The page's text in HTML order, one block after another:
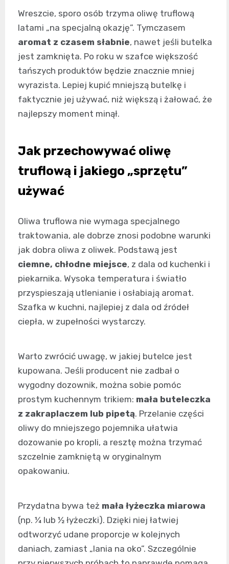
Wreszcie, sporo osób trzyma oliwę truflową
latami „na specjalną okazję”. Tymczasem
aromat z czasem słabnie, nawet jeśli butelka
jest zamknięta. Po roku w szafce większość
tańszych produktów będzie znacznie mniej
wyrazista. Lepiej kupić mniejszą butelkę i
faktycznie jej używać, niż większą i żałować, że
najlepszy moment minął.
Jak przechowywać oliwę
truflową i jakiego „sprzętu”
używać
Oliwa truflowa nie wymaga specjalnego
traktowania, ale dobrze znosi podobne warunki
jak dobra oliwa z oliwek. Podstawą jest
ciemne, chłodne miejsce, z dala od kuchenki i
piekarnika. Wysoka temperatura i światło
przyspieszają utlenianie i osłabiają aromat.
Szafka w kuchni, najlepiej z dala od źródeł
ciepła, w zupełności wystarczy.
Warto zwrócić uwagę, w jakiej butelce jest
kupowana. Jeśli producent nie zadbał o
wygodny dozownik, można sobie pomóc
prostym kuchennym trikiem: mała buteleczka
z zakraplaczem lub pipetą. Przelanie części
oliwy do mniejszego pojemnika ułatwia
dozowanie po kropli, a resztę można trzymać
szczelnie zamkniętą w oryginalnym
opakowaniu.
Przydatna bywa też mała łyżeczka miarowa
(np. ¼ lub ½ łyżeczki). Dzięki niej łatwiej
odtworzyć udane proporcje w kolejnych
daniach, zamiast „lania na oko”. Szczególnie